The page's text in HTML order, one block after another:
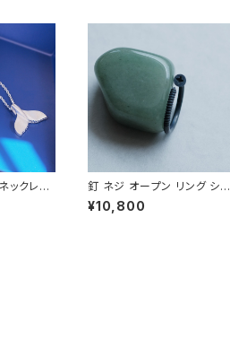
ックレス
釘 ネジ オープン リング シル
バー925 いぶし銀 メンズ ユ
ニセックス
¥10,800